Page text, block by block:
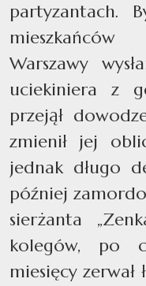
partyzantach.
Warszawy
uciekiniera z
przejął
zmienił jej
jednak długo
później
sierżanta
kolegów, po
miesięcy zerwał